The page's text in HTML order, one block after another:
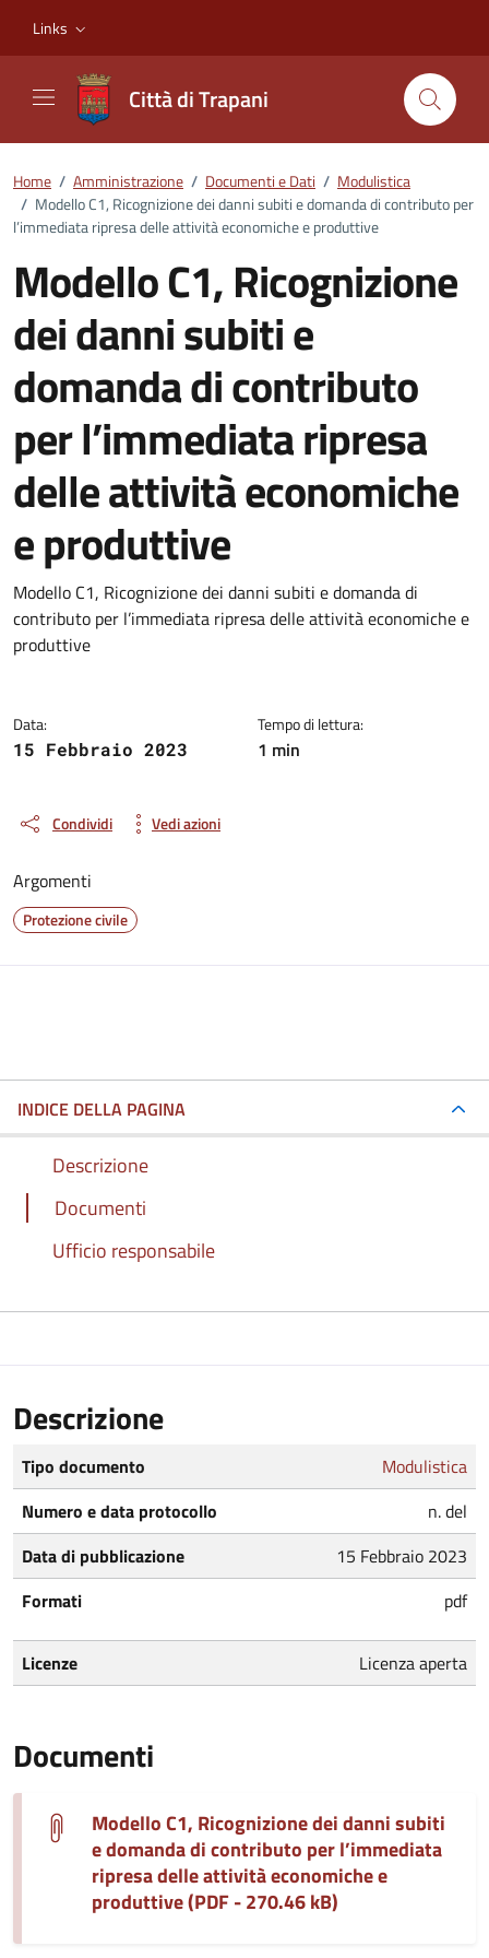
Links
Città di Trapani
Home / Amministrazione / Documenti e Dati / Modulistica
/ Modello C1, Ricognizione dei danni subiti e domanda di contributo per
l’immediata ripresa delle attività economiche e produttive
Modello C1, Ricognizione
dei danni subiti e
domanda di contributo
per l’immediata ripresa
delle attività economiche
e produttive
Dettagli del documento
Modello C1, Ricognizione dei danni subiti e domanda di
contributo per l’immediata ripresa delle attività economiche e
produttive
Data:
15 Febbraio 2023
Tempo di lettura:
1 min
Condividi Vedi azioni
Argomenti
Protezione civile
INDICE DELLA PAGINA
Descrizione
Documenti
Ufficio responsabile
Descrizione
Tipo documento
Modulistica
Numero e data protocollo
n. del
Data di pubblicazione
15 Febbraio 2023
Formati
pdf
Licenze Licenza aperta
Documenti
Modello C1, Ricognizione dei danni subiti
e domanda di contributo per l’immediata
ripresa delle attività economiche e
produttive (PDF - 270.46 kB)